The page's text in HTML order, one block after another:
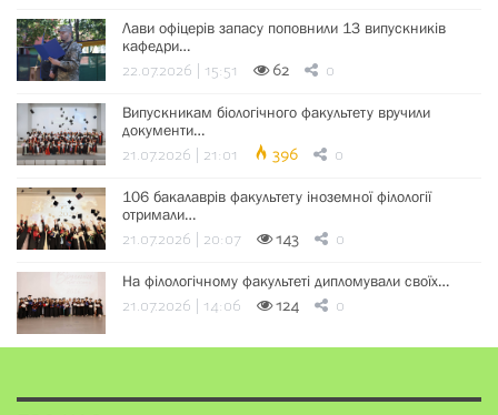
Лави офіцерів запасу поповнили 13 випускників
кафедри…
22.07.2026 | 15:51 62 0
Випускникам біологічного факультету вручили
документи…
21.07.2026 | 21:01 396 0
106 бакалаврів факультету іноземної філології
отримали…
21.07.2026 | 20:07 143 0
На філологічному факультеті дипломували своїх…
21.07.2026 | 14:06 124 0